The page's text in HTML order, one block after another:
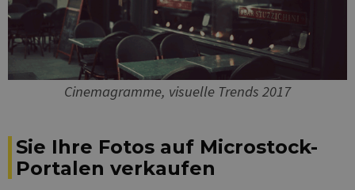
Cinemagramme, visuelle Trends 2017
Sie Ihre Fotos auf Microstock-
Portalen verkaufen